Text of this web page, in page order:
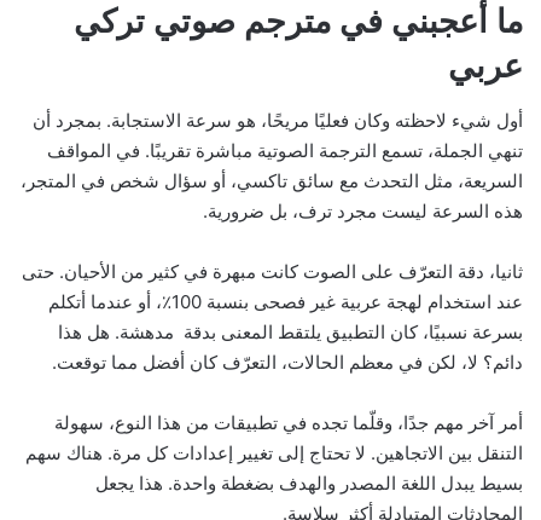
ما أعجبني في مترجم صوتي تركي
عربي
أول شيء لاحظته وكان فعليًا مريحًا، هو سرعة الاستجابة. بمجرد أن
تنهي الجملة، تسمع الترجمة الصوتية مباشرة تقريبًا. في المواقف
السريعة، مثل التحدث مع سائق تاكسي، أو سؤال شخص في المتجر،
هذه السرعة ليست مجرد ترف، بل ضرورية.
ثانيا، دقة التعرّف على الصوت كانت مبهرة في كثير من الأحيان. حتى
عند استخدام لهجة عربية غير فصحى بنسبة 100٪، أو عندما أتكلم
بسرعة نسبيًا، كان التطبيق يلتقط المعنى بدقة مدهشة. هل هذا
دائم؟ لا، لكن في معظم الحالات، التعرّف كان أفضل مما توقعت.
أمر آخر مهم جدًا، وقلّما تجده في تطبيقات من هذا النوع، سهولة
التنقل بين الاتجاهين. لا تحتاج إلى تغيير إعدادات كل مرة. هناك سهم
بسيط يبدل اللغة المصدر والهدف بضغطة واحدة. هذا يجعل
المحادثات المتبادلة أكثر سلاسة.